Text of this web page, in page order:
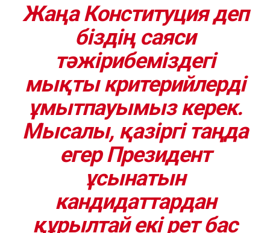
Жаңа Конституция деп
біздің саяси
тәжірибеміздегі
мықты критерийлерді
ұмытпауымыз керек.
Мысалы, қазіргі таңда
егер Президент
ұсынатын
кандидаттардан
құрылтай екі рет бас